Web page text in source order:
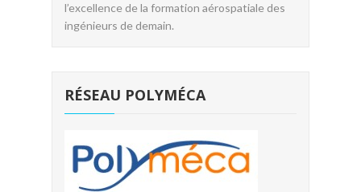
l’excellence de la formation aérospatiale des
ingénieurs de demain.
RÉSEAU POLYMÉCA